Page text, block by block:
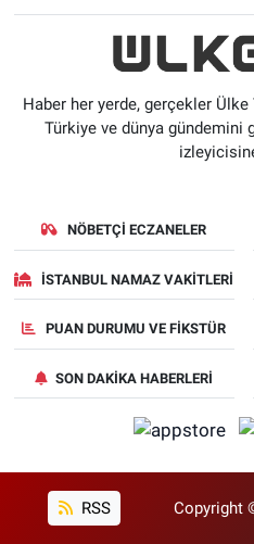
Haber her yerde, gerçekler
Türkiye ve dünya gündemini
NÖBETÇI ECZANELER
İSTANBUL NAMAZ VAKITLERI
PUAN DURUMU VE FIKSTÜR
SON DAKIKA HABERLERI
RSS Copyright